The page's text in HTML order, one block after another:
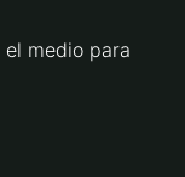
medio para